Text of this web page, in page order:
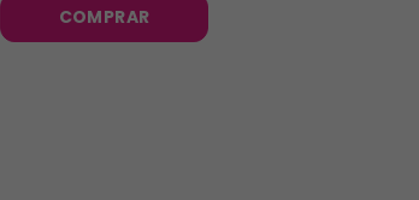
COMPRAR